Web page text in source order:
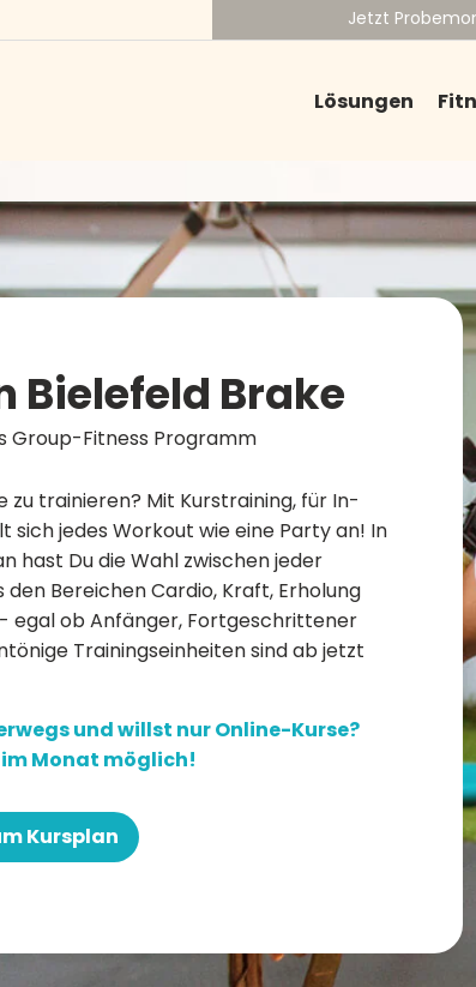
Jetzt
Lösungen
Du bist viel
Bielefeld Brake
Group-Fitness Programm
zu trainieren? Mit Kurstraining, für In-
sich jedes Workout wie eine Party an! In
hast Du die Wahl zwischen jeder
den Bereichen Cardio, Kraft, Erholung
egal ob Anfänger, Fortgeschrittener
Trainingseinheiten sind ab jetzt
und willst nur Online-Kurse?
Monat möglich!
Kursplan